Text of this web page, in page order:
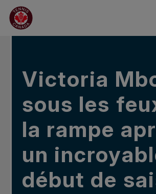
Sauter au menu principal
Sauter au contenu principal
Sauter au pied de page
DANS LES NOUVELLES
Victoria
sous les
la rampe
un
début de